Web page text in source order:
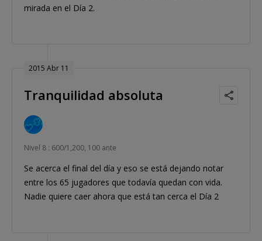
mirada en el Día 2.
2015 Abr 11
Tranquilidad absoluta
Nivel 8 : 600/1,200, 100 ante
Se acerca el final del día y eso se está dejando notar
entre los 65 jugadores que todavía quedan con vida.
Nadie quiere caer ahora que está tan cerca el Día 2